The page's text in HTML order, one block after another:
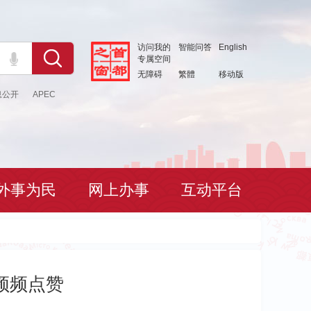
公开 APEC
访问我的
专属空间
智能问答 English
无障碍 繁體 移动版
事为民 网上办事 互动平台
频点赞